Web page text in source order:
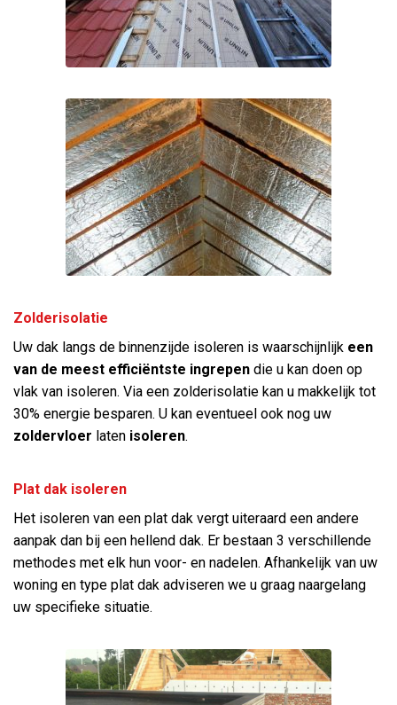
Zolderisolatie
Uw dak langs de binnenzijde isoleren is waarschijnlijk een
van de meest efficiëntste ingrepen die u kan doen op
vlak van isoleren. Via een zolderisolatie kan u makkelijk tot
30% energie besparen. U kan eventueel ook nog uw
zoldervloer laten isoleren.
Plat dak isoleren
Het isoleren van een plat dak vergt uiteraard een andere
aanpak dan bij een hellend dak. Er bestaan 3 verschillende
methodes met elk hun voor- en nadelen. Afhankelijk van uw
woning en type plat dak adviseren we u graag naargelang
uw specifieke situatie.